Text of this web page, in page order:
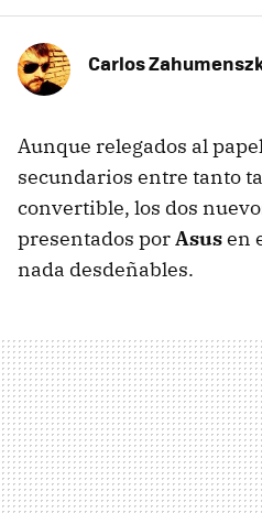
Carlos
Aunque relegados al
secundarios entre tanto
convertible, los dos
presentados por Asusen
nada desdeñables.